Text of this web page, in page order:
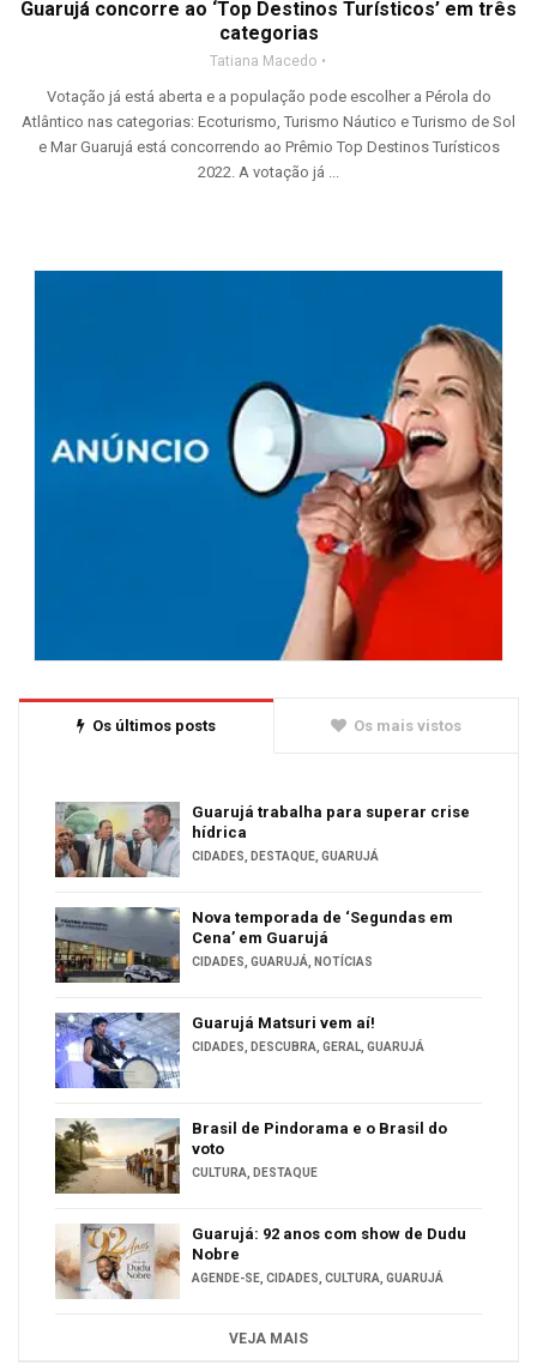
Guarujá concorre ao ‘Top Destinos Turísticos’ em três
categorias
Tatiana Macedo
Votação já está aberta e a população pode escolher a Pérola do
Atlântico nas categorias: Ecoturismo, Turismo Náutico e Turismo de Sol
e Mar Guarujá está concorrendo ao Prêmio Top Destinos Turísticos
2022. A votação já ...
Os últimos posts Os mais vistos
Guarujá trabalha para superar crise
hídrica
CIDADES, DESTAQUE, GUARUJÁ
Nova temporada de ‘Segundas em
Cena’ em Guarujá
CIDADES, GUARUJÁ, NOTÍCIAS
Guarujá Matsuri vem aí!
CIDADES, DESCUBRA, GERAL, GUARUJÁ
Brasil de Pindorama e o Brasil do
voto
CULTURA, DESTAQUE
Guarujá: 92 anos com show de Dudu
Nobre
AGENDE-SE, CIDADES, CULTURA, GUARUJÁ
VEJA MAIS